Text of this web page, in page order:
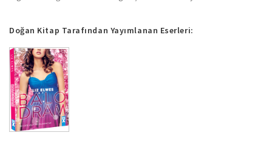
Doğan Kitap Tarafından Yayımlanan Eserleri: